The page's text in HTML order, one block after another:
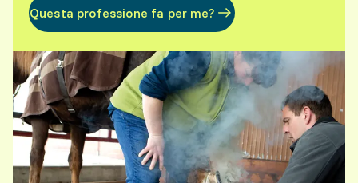
Questa professione fa per me?